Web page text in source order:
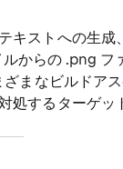
キストへの生
からの .png フ
まなビルドア
処するターゲッ